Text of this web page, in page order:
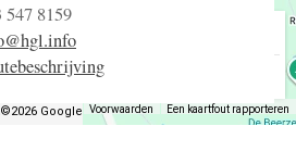
Google Voorwaarden Een kaartfout rapporteren
547 8159